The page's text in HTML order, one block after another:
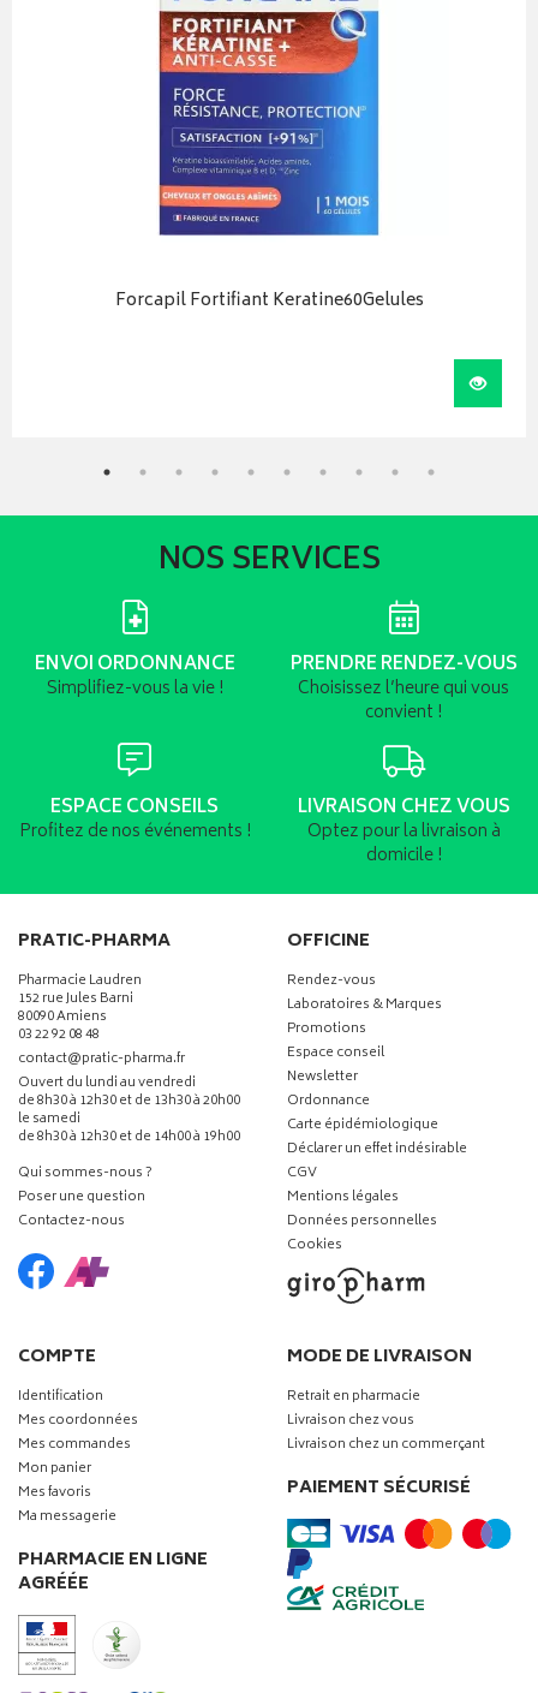
Forcapil Fortifiant Keratine60Gelules
NOS SERVICES
ENVOI ORDONNANCE
Simplifiez-vous la vie !
PRENDRE RENDEZ-VOUS
Choisissez l’heure qui vous
convient !
ESPACE CONSEILS
Profitez de nos événements !
LIVRAISON CHEZ VOUS
Optez pour la livraison à
domicile !
PRATIC-PHARMA
Pharmacie Laudren
152 rue Jules Barni
80090 Amiens
03 22 92 08 48
contact-
@-
pratic-pharma.fr
Ouvert du lundi au vendredi
de 8h30 à 12h30 et de 13h30 à 20h00
le samedi
de 8h30 à 12h30 et de 14h00 à 19h00
Qui sommes-nous ?
Poser une question
Contactez-nous
OFFICINE
Rendez-vous
Laboratoires & Marques
Promotions
Espace conseil
Newsletter
Ordonnance
Carte épidémiologique
Déclarer un effet indésirable
CGV
Mentions légales
Données personnelles
Cookies
COMPTE
Identification
Mes coordonnées
Mes commandes
Mon panier
Mes favoris
Ma messagerie
PHARMACIE EN LIGNE
AGRÉÉE
MODE DE LIVRAISON
Retrait en pharmacie
Livraison chez vous
Livraison chez un commerçant
PAIEMENT SÉCURISÉ